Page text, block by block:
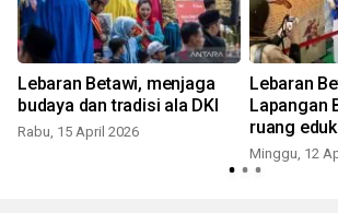
Lebaran Betawi, menjaga
budaya dan tradisi ala DKI
Rabu, 15 April 2026
Lebaran
Lapangan
ruang
Minggu, 12